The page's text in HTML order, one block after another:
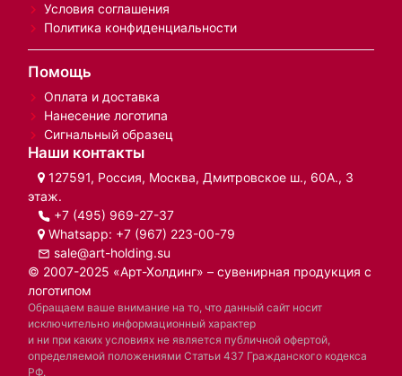
Условия соглашения
Политика конфиденциальности
Помощь
Оплата и доставка
Нанесение логотипа
Сигнальный образец
Наши контакты
127591, Россия, Москва, Дмитровское ш., 60А., 3
этаж.
+7 (495) 969-27-37
Whatsapp: +7 (967) 223-00-79
sale@art-holding.su
© 2007-2025 «Арт-Холдинг» – сувенирная продукция с
логотипом
Обращаем ваше внимание на то, что данный сайт носит
исключительно информационный характер
и ни при каких условиях не является публичной офертой,
определяемой положениями Статьи 437 Гражданского кодекса
РФ.